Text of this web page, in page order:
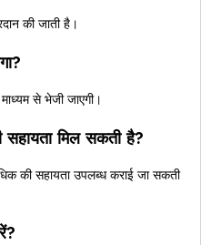
की जाती है।
से भेजी जाएगी।
मिल सकती है?
की सहायता उपलब्ध कराई जा सकती